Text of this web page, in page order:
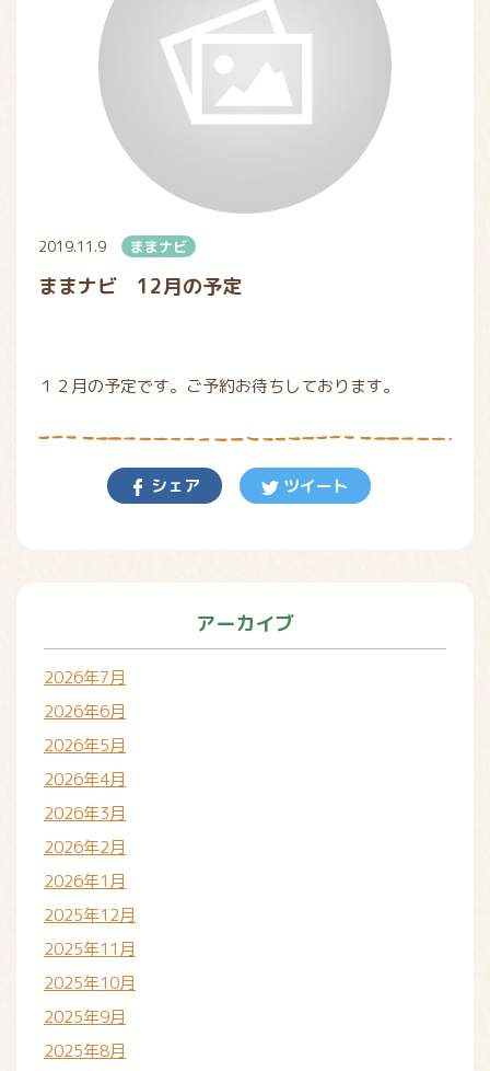
2019.11.9 ままナビ
ままナビ 12月の予定
１２月の予定です。ご予約お待ちしております。
シェア ツイート
アーカイブ
2026年7月
2026年6月
2026年5月
2026年4月
2026年3月
2026年2月
2026年1月
2025年12月
2025年11月
2025年10月
2025年9月
2025年8月